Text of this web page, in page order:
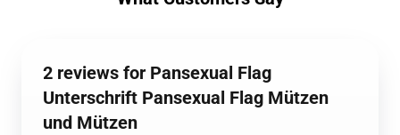
2 reviews for Pansexual Flag
Unterschrift Pansexual Flag Mützen
und Mützen